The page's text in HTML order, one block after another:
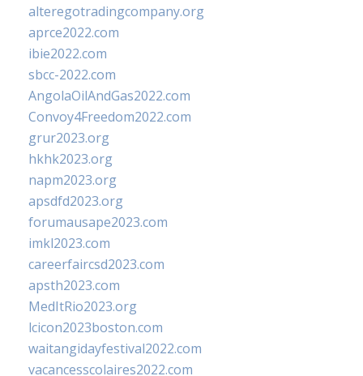
alteregotradingcompany.org
aprce2022.com
ibie2022.com
sbcc-2022.com
AngolaOilAndGas2022.com
Convoy4Freedom2022.com
grur2023.org
hkhk2023.org
napm2023.org
apsdfd2023.org
forumausape2023.com
imkl2023.com
careerfaircsd2023.com
apsth2023.com
MedItRio2023.org
lcicon2023boston.com
waitangidayfestival2022.com
vacancesscolaires2022.com